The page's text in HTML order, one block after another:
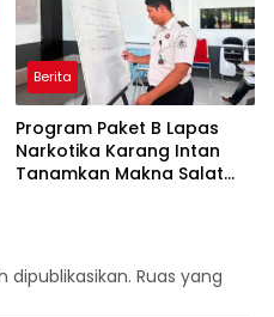
Berita
Program Paket B Lapas
Narkotika Karang Intan
Tanamkan Makna Salat
dipublikasikan. Ruas yang